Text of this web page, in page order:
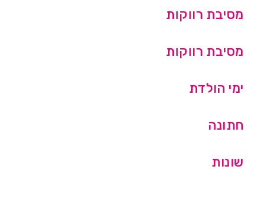
מסיבת רווקות
מסיבת רווקות
ימי הולדת
חתונה
שונות